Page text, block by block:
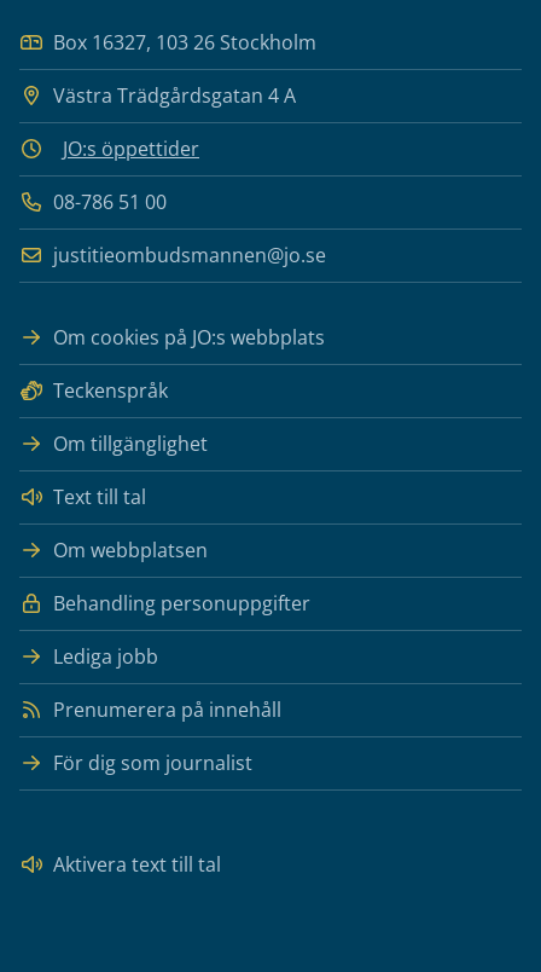
Box 16327, 103 26 Stockholm
Västra Trädgårdsgatan 4 A
JO:s öppettider
08-786 51 00
justitieombudsmannen@jo.se
Om cookies på JO:s webbplats
Teckenspråk
Om tillgänglighet
Text till tal
Om webbplatsen
Behandling personuppgifter
Lediga jobb
Prenumerera på innehåll
För dig som journalist
Aktivera text till tal